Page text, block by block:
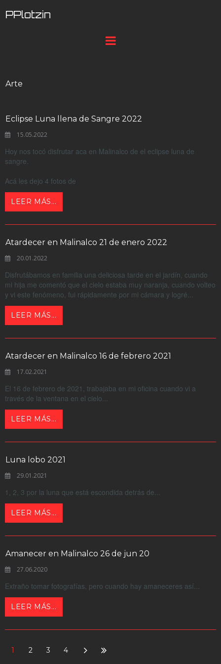
PPlotzin
Arte
Eclipse Luna llena de Sangre 2022
15.05.2022
Hoy nos tocó disfrutar aca en Malinalco de el eclipse luna de
sangre.
Acá les dejo 4 fotos de
LEER MÁS...
Atardecer en Malinalco 21 de enero 2022
20.01.2022
Disfrutábamos en familia una deliciosa tarde en el jardín, cuando
mi hija me comentó que el cielo estaba muy naranja, cuando volteo
y vi este fenómeno, fui rápidamente por mi cámara y logré...
LEER MÁS...
Atardecer en Malinalco 16 de febrero 2021
17.02.2021
El 16 de febrero de 2021, trabajaba en mi oficina cuando vi a
través de la ventana en el cielo...
LEER MÁS...
Luna lobo 2021
29.01.2021
1, 2, 3 por la luna que está escondida detrás de...
LEER MÁS...
Amanecer en Malinalco 26 de jun 20
27.06.2020
Extraño tomar fotografías, pero cuando hay amaneceres así...
LEER MÁS...
1 2 3 4